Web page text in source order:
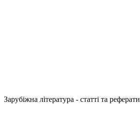
Зарубіжна література - статті та